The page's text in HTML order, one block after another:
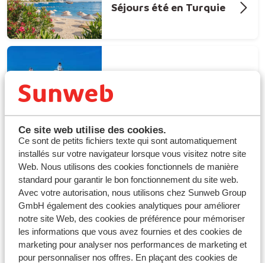
Ce site web utilise des cookies.
Ce sont de petits fichiers texte qui sont automatiquement
installés sur votre navigateur lorsque vous visitez notre site
Web. Nous utilisons des cookies fonctionnels de manière
standard pour garantir le bon fonctionnement du site web.
Avec votre autorisation, nous utilisons chez Sunweb Group
GmbH également des cookies analytiques pour améliorer
notre site Web, des cookies de préférence pour mémoriser
les informations que vous avez fournies et des cookies de
marketing pour analyser nos performances de marketing et
pour personnaliser nos offres. En plaçant des cookies de
Séjours été en Turquie
Des vacances d'été pas chères en
famille
Partir pendant les vacances scolaires d'été